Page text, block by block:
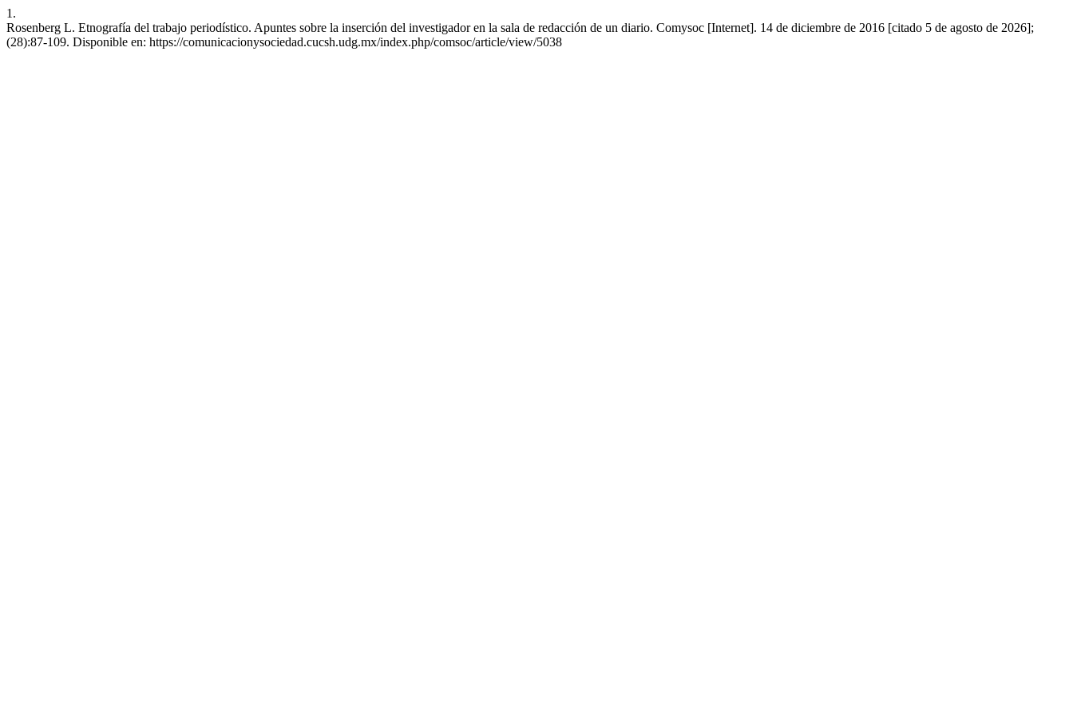
1.
Rosenberg L. Etnografía del trabajo periodístico. Apuntes sobre la inserción del investigador en la sala de redacción de un diario. Comysoc [Internet]. 14 de diciembre de 2016 [citado 5 de agosto de 2026];
(28):87-109. Disponible en: https://comunicacionysociedad.cucsh.udg.mx/index.php/comsoc/article/view/5038